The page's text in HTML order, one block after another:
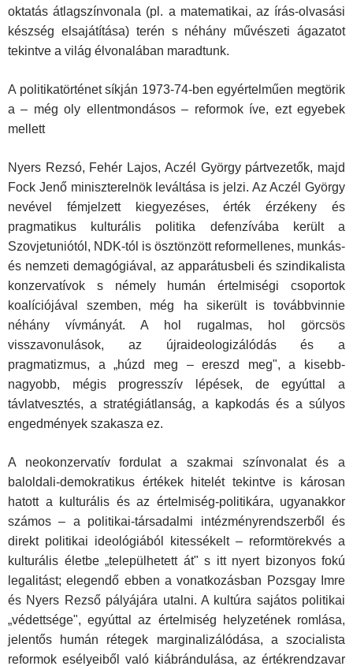
oktatás átlagszínvonala (pl. a matematikai, az írás-olvasási
készség elsajátítása) terén s néhány művészeti ágazatot
tekintve a világ élvonalában marad­tunk.
A politikatörténet síkján 1973-74-ben egyértelműen megtörik
a – még oly ellentmondásos – reformok íve, ezt egyebek
mellett
Nyers Rezsó, Fehér Lajos, Aczél György pártvezetők, majd
Fock Jenő miniszterelnök leváltása is jelzi. Az Aczél György
nevével fémjelzett kiegyezéses, érték érzékeny és
pragmatikus kulturális politika defenzívába került a
Szovjetuniótól, NDK-tól is ösztönzött reformellenes, munkás-
és nemzeti demagógiával, az apparátusbeli és szindikalista
konzervatívok s némely humán értelmiségi csoportok
koalíciójával szemben, még ha sikerült is továbbvinnie
néhány vívmányát. A hol rugalmas, hol görcsös
visszavonulások, az újraideologizálódás és a
pragmatizmus, a „húzd meg – ereszd meg", a kisebb-
nagyobb, mégis progresszív lé­pések, de egyúttal a
távlatvesztés, a stratégiátlanság, a kapkodás és a súlyos
engedmények szakasza ez.
A neokonzervatív fordulat a szakmai színvonalat és a
baloldali-demokratikus értékek hitelét tekintve is károsan
hatott a kulturá­lis és az értelmiség-politikára, ugyanakkor
számos – a politikai-társadalmi intézményrendszerből és
direkt politikai ideológiából kitessékelt – reformtörekvés a
kulturális életbe „települhetett át" s itt nyert bizonyos fokú
legalitást; elegendő ebben a vonatkozás­ban Pozsgay Imre
és Nyers Rezső pályájára utalni. A kultúra sajá­tos politikai
„védettsége", egyúttal az értelmiség helyzetének romlá­sa,
jelentős humán rétegek marginalizálódása, a szocialista
reformok esélyeiből való kiábrándulása, az értékrendzavar